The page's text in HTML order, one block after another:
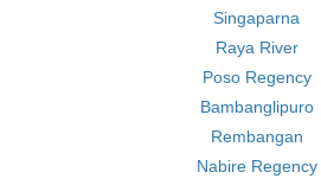
Singaparna
Raya River
Poso Regency
Bambanglipuro
Rembangan
Nabire Regency